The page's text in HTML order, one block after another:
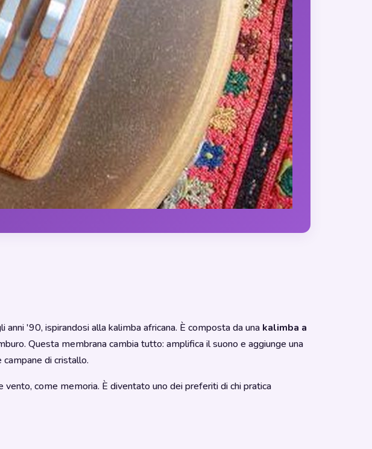
anni '90, ispirandosi alla kalimba africana. È composta da una kalimba a
Questa membrana cambia tutto: amplifica il suono e aggiunge una
di cristallo.
come memoria. È diventato uno dei preferiti di chi pratica